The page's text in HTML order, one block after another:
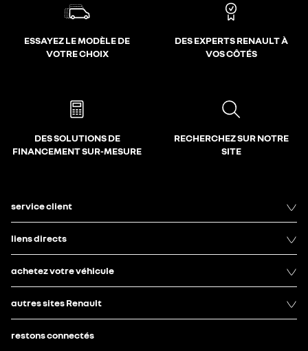
ESSAYEZ LE MODÈLE DE
VOTRE CHOIX
DES EXPERTS RENAULT À
VOS CÔTÉS
DES SOLUTIONS DE
FINANCEMENT SUR-MESURE
RECHERCHEZ SUR NOTRE
SITE
service client
liens directs
achetez votre véhicule
autres sites Renault
restons connectés